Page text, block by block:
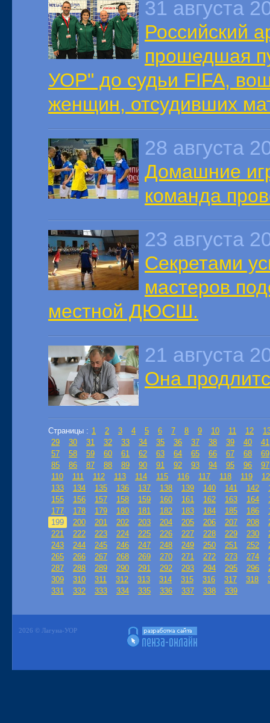
31 августа
Российский
прошедшая
УОР" до судьи FIFA,
женщин, отсудивших
28 августа
Домашние
команда
23 августа
Секретами
мастеров
местной ДЮСШ.
21 августа
Она
Страницы : 1 2 3 4 5 6 7 8 9 10 11 12
29
30 31 32 33 34 35 36 37 38 39 40
41
57
58 59 60 61 62 63 64 65 66 67 68
69
85
86 87 88 89 90 91 92 93 94 95 96
97
110
111 112 113 114 115 116 117 118 119
133
134 135 136 137 138 139 140 141 142
155
156 157 158 159 160 161 162 163 164
177
178 179 180 181 182 183 184 185 186
199
200 201 202 203 204 205 206 207 208
221
222 223 224 225 226 227 228 229 230
243
244 245 246 247 248 249 250 251 252
265
266 267 268 269 270 271 272 273 274
287
288 289 290 291 292 293 294 295 296
309
310 311 312 313 314 315 316 317 318
331
332 333 334 335 336 337 338 339
2026 © Лагуна-УОР